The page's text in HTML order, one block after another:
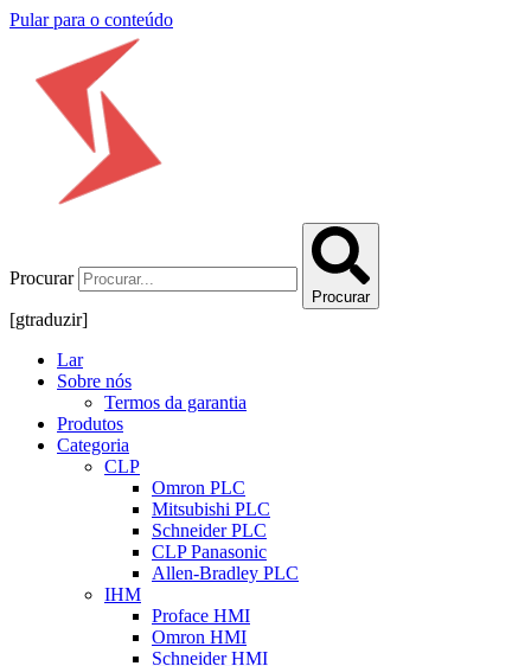
Pular para o conteúdo
Procurar
Procurar
[gtraduzir]
Lar
Sobre nós
Termos da garantia
Produtos
Categoria
CLP
Omron PLC
Mitsubishi PLC
Schneider PLC
CLP Panasonic
Allen-Bradley PLC
IHM
Proface HMI
Omron HMI
Schneider HMI